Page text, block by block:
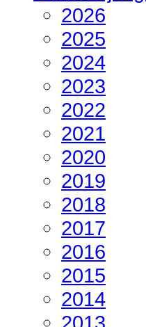
2026
2025
2024
2023
2022
2021
2020
2019
2018
2017
2016
2015
2014